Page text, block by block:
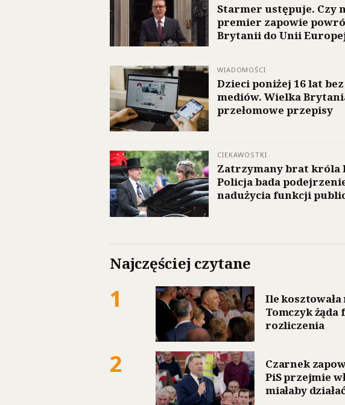
Starmer ustępuje. Czy
premier zapowie
Brytanii do Unii
WIADOMOŚCI
Dzieci poniżej 16 lat
mediów. Wielka
przełomowe przepisy
CIEKAWOSTKI
Zatrzymany brat króla
Policja bada
nadużycia funkcji
Najczęściej czytane
1
Ile
Tomczyk żąda
rozliczenia
2
Czarnek
PiS przejmie
miałaby